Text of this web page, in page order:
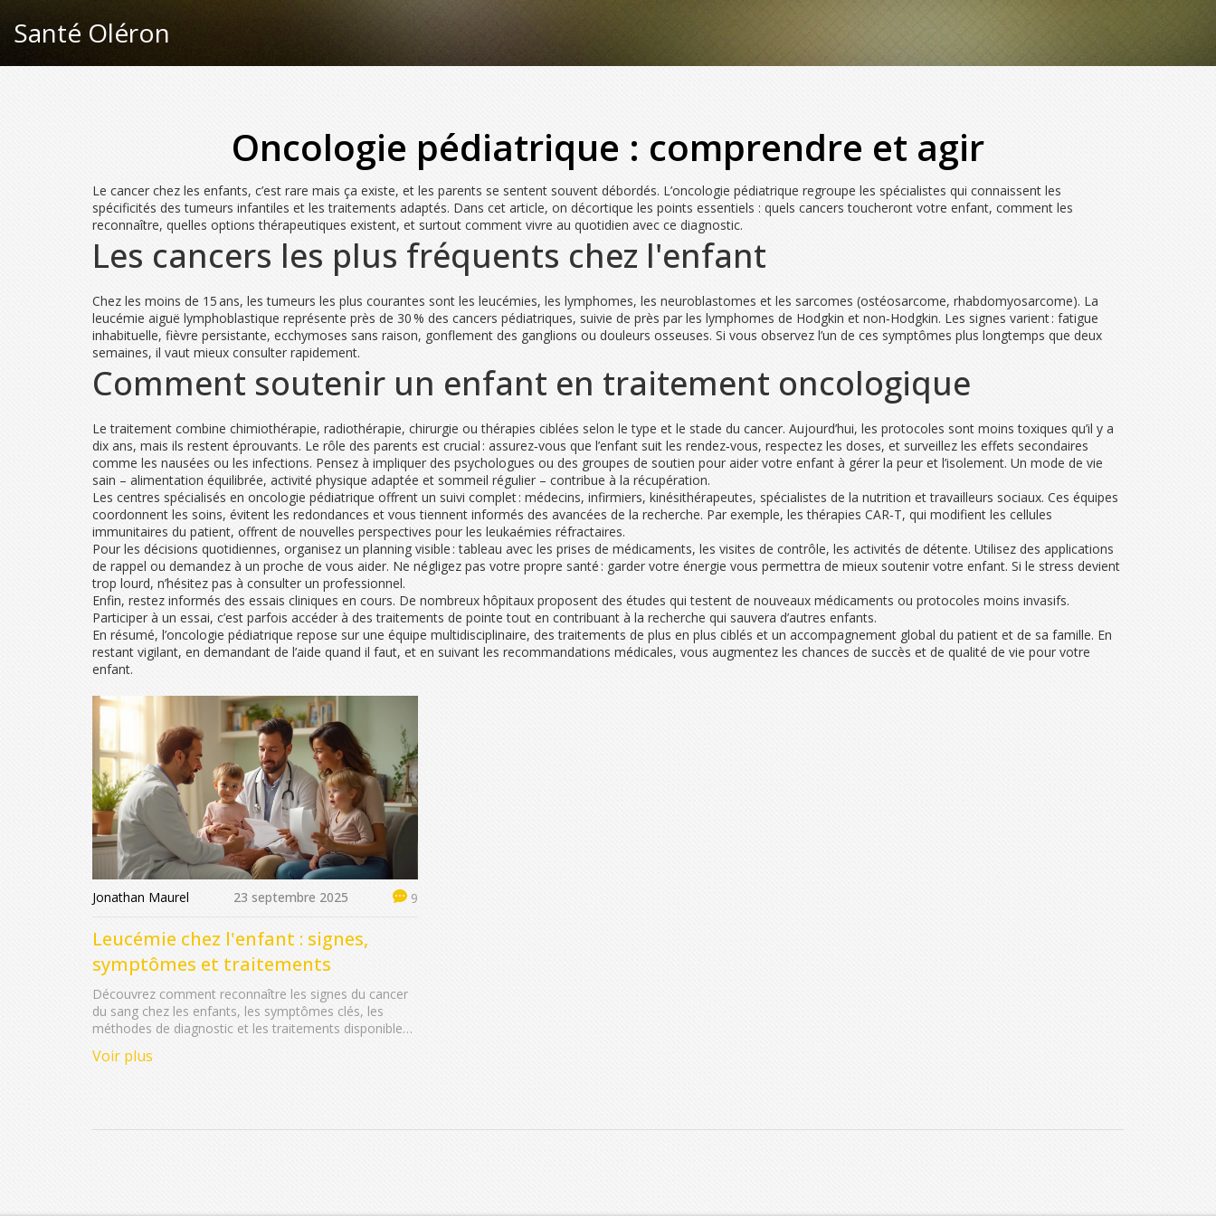
Santé Oléron
Oncologie pédiatrique : comprendre et agir
Le cancer chez les enfants, c’est rare mais ça existe, et les parents se sentent souvent débordés. L’oncologie pédiatrique regroupe les spécialistes qui connaissent les
spécificités des tumeurs infantiles et les traitements adaptés. Dans cet article, on décortique les points essentiels : quels cancers toucheront votre enfant, comment les
reconnaître, quelles options thérapeutiques existent, et surtout comment vivre au quotidien avec ce diagnostic.
Les cancers les plus fréquents chez l'enfant
Chez les moins de 15 ans, les tumeurs les plus courantes sont les leucémies, les lymphomes, les neuroblastomes et les sarcomes (ostéosarcome, rhabdomyosarcome). La
leucémie aiguë lymphoblastique représente près de 30 % des cancers pédiatriques, suivie de près par les lymphomes de Hodgkin et non‑Hodgkin. Les signes varient : fatigue
inhabituelle, fièvre persistante, ecchymoses sans raison, gonflement des ganglions ou douleurs osseuses. Si vous observez l’un de ces symptômes plus longtemps que deux
semaines, il vaut mieux consulter rapidement.
Comment soutenir un enfant en traitement oncologique
Le traitement combine chimiothérapie, radiothérapie, chirurgie ou thérapies ciblées selon le type et le stade du cancer. Aujourd’hui, les protocoles sont moins toxiques qu’il y a
dix ans, mais ils restent éprouvants. Le rôle des parents est crucial : assurez‑vous que l’enfant suit les rendez‑vous, respectez les doses, et surveillez les effets secondaires
comme les nausées ou les infections. Pensez à impliquer des psychologues ou des groupes de soutien pour aider votre enfant à gérer la peur et l’isolement. Un mode de vie
sain – alimentation équilibrée, activité physique adaptée et sommeil régulier – contribue à la récupération.
Les centres spécialisés en oncologie pédiatrique offrent un suivi complet : médecins, infirmiers, kinésithérapeutes, spécialistes de la nutrition et travailleurs sociaux. Ces équipes
coordonnent les soins, évitent les redondances et vous tiennent informés des avancées de la recherche. Par exemple, les thérapies CAR‑T, qui modifient les cellules
immunitaires du patient, offrent de nouvelles perspectives pour les leukaémies réfractaires.
Pour les décisions quotidiennes, organisez un planning visible : tableau avec les prises de médicaments, les visites de contrôle, les activités de détente. Utilisez des applications
de rappel ou demandez à un proche de vous aider. Ne négligez pas votre propre santé : garder votre énergie vous permettra de mieux soutenir votre enfant. Si le stress devient
trop lourd, n’hésitez pas à consulter un professionnel.
Enfin, restez informés des essais cliniques en cours. De nombreux hôpitaux proposent des études qui testent de nouveaux médicaments ou protocoles moins invasifs.
Participer à un essai, c’est parfois accéder à des traitements de pointe tout en contribuant à la recherche qui sauvera d’autres enfants.
En résumé, l’oncologie pédiatrique repose sur une équipe multidisciplinaire, des traitements de plus en plus ciblés et un accompagnement global du patient et de sa famille. En
restant vigilant, en demandant de l’aide quand il faut, et en suivant les recommandations médicales, vous augmentez les chances de succès et de qualité de vie pour votre
enfant.
Jonathan Maurel 23 septembre 2025 9
Leucémie chez l'enfant : signes,
symptômes et traitements
Découvrez comment reconnaître les signes du cancer
du sang chez les enfants, les symptômes clés, les
méthodes de diagnostic et les traitements disponibles
Voir plus